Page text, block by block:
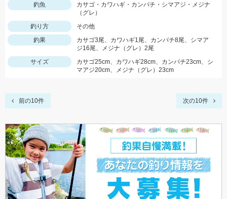
釣魚
カサゴ・カワハギ・カンパチ・シマアジ・メジナ
（グレ）
釣り方
その他
釣果
カサゴ3尾、カワハギ1尾、カンパチ8尾、シマア
ジ16尾、メジナ（グレ）2尾
サイズ
カサゴ25cm、カワハギ28cm、カンパチ23cm、シ
マアジ20cm、メジナ（グレ）23cm
前の10件 次の10件